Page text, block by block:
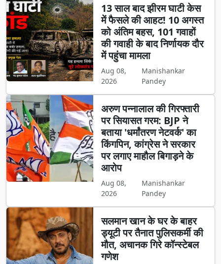
13 साल बाद झीरम घाटी केस
में फैसले की आहट! 10 अगस्त
को अंतिम बहस, 101 गवाहों
की गवाही के बाद निर्णायक दौर
में पहुंचा मामला
Aug 08,
2026
Manishankar
Pandey
अरुण पन्नालाल की गिरफ्तारी
पर सियासत गरम: BJP ने
बताया 'धर्मांतरण नेटवर्क' का
किंगपिन, कांग्रेस ने सरकार
पर लगाए माहौल बिगाड़ने के
आरोप
Aug 08,
2026
Manishankar
Pandey
सलमान खान के घर के बाहर
ड्यूटी पर तैनात पुलिसकर्मी की
मौत, अचानक गिरे कॉन्स्टेबल
गणेश